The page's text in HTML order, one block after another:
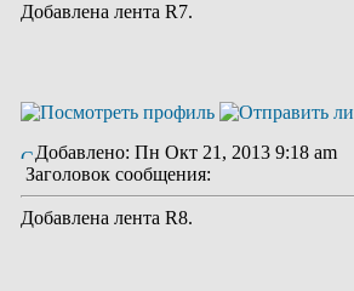
Добавлена лента R7.
Добавлено: Пн Окт 21, 2013 9:18 am
Заголовок сообщения:
Добавлена лента R8.